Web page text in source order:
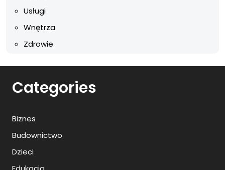
Usługi
Wnętrza
Zdrowie
Categories
Biznes
Budownictwo
Dzieci